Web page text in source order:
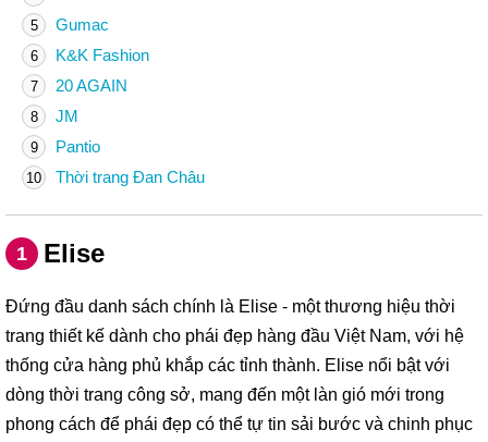
5 Gumac
6 K&K Fashion
7 20 AGAIN
8 JM
9 Pantio
10 Thời trang Đan Châu
1 Elise
Đứng đầu danh sách chính là Elise - một thương hiệu thời
trang thiết kế dành cho phái đẹp hàng đầu Việt Nam, với hệ
thống cửa hàng phủ khắp các tỉnh thành. Elise nổi bật với
dòng thời trang công sở, mang đến một làn gió mới trong
phong cách để phái đẹp có thể tự tin sải bước và chinh phục